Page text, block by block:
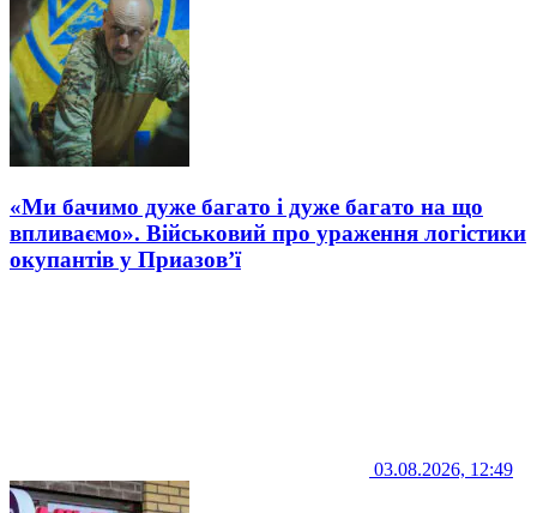
«Ми бачимо дуже багато і дуже багато на що
впливаємо». Військовий про ураження логістики
окупантів у Приазов’ї
03.08.2026, 12:49